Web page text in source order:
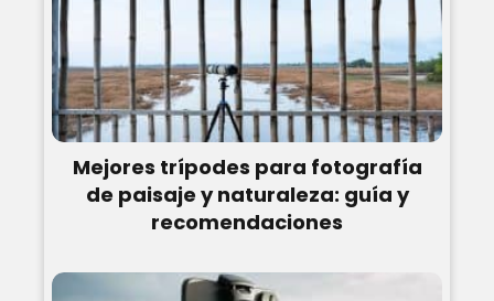
Mejores trípodes para fotografía
de paisaje y naturaleza: guía y
recomendaciones